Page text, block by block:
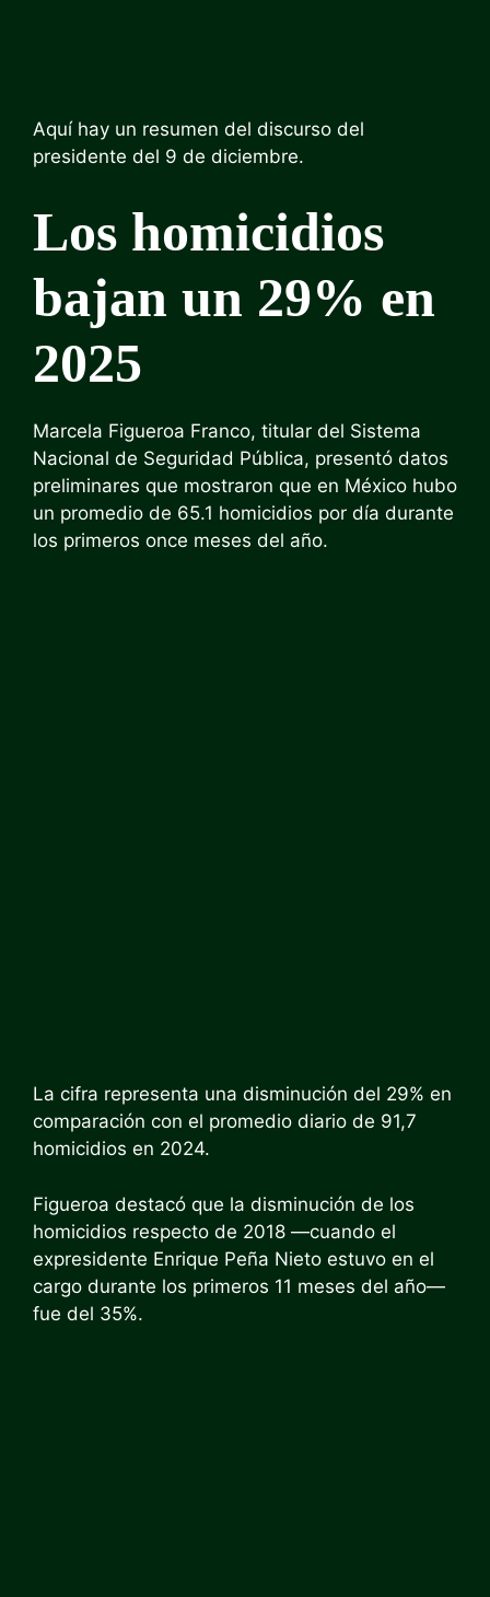
Aquí hay un resumen del discurso del
presidente del 9 de diciembre.
Los homicidios
bajan un 29% en
2025
Marcela Figueroa Franco, titular del Sistema
Nacional de Seguridad Pública, presentó datos
preliminares que mostraron que en México hubo
un promedio de 65.1 homicidios por día durante
los primeros once meses del año.
La cifra representa una disminución del 29% en
comparación con el promedio diario de 91,7
homicidios en 2024.
Figueroa destacó que la disminución de los
homicidios respecto de 2018 —cuando el
expresidente Enrique Peña Nieto estuvo en el
cargo durante los primeros 11 meses del año—
fue del 35%.